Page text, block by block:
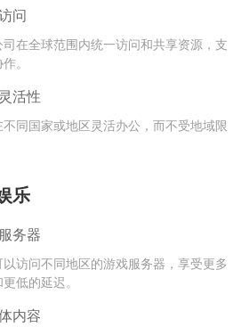
问
司在全球范围内统一访问和共享资源，支
。
活性
不同国家或地区灵活办公，而不受地域限
乐
务器
访问不同地区的游戏服务器，享受更多
低的延迟。
内容